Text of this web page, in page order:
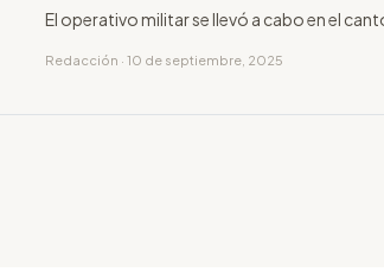
El operativo militar se llevó a cabo en el
Redacción · 10 de septiembre, 2025